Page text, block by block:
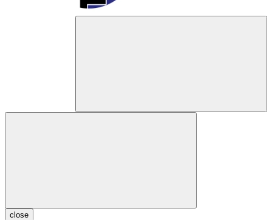
close